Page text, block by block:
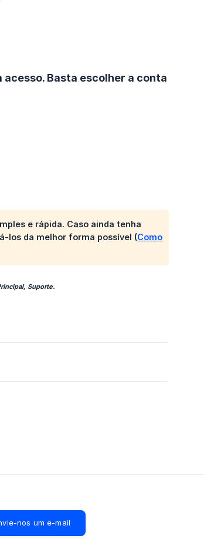
Basta escolher a conta
e rápida. Caso ainda tenha
los da melhor forma possível (Como
Suporte.
nos um e-mail